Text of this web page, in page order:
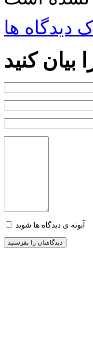
دیدگاه ها
آبونه ی دیدگاه ها شوید